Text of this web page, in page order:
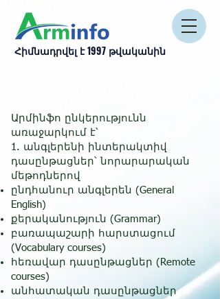
Հիմնադրվել է 1997 թվականին
Արմինֆո ընկերությունն
առաջարկում է՝
1. անգլերենի ինտերակտիվ
դասընթացներ՝ նորարարական
մեթոդներով
ընդհանուր անգլերեն (General
English)
քերականություն (Grammar)
բառապաշարի հարստացում
(Vocabulary courses)
հեռավար դասընթացներ (Remote
courses)
անհատական դասընթացներ